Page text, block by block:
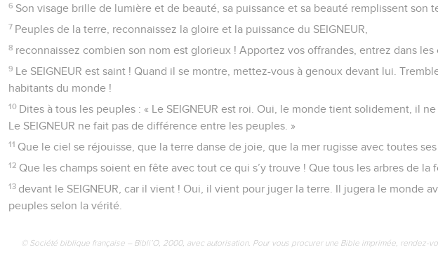
6 Son visage brille de lumière et de beauté, sa puissance et sa beauté remplissent son
7 Peuples de la terre, reconnaissez la gloire et la puissance du SEIGNEUR,
8 reconnaissez combien son nom est glorieux ! Apportez vos offrandes, entrez dans les
9 Le SEIGNEUR est saint ! Quand il se montre, mettez-vous à genoux devant lui.
habitants du monde !
10 Dites à tous les peuples : « Le SEIGNEUR est roi. Oui, le monde tient solidement, il
Le SEIGNEUR ne fait pas de différence entre les peuples. »
11 Que le ciel se réjouisse, que la terre danse de joie, que la mer rugisse avec toutes ses
12 Que les champs soient en fête avec tout ce qui s’y trouve ! Que tous les arbres de la
13 devant le SEIGNEUR, car il vient ! Oui, il vient pour juger la terre. Il jugera le monde
peuples selon la vérité.
© Société biblique française – Bibli’O, 2000, avec autorisation. Pour vous procurer une Bible imprimée, rendez-